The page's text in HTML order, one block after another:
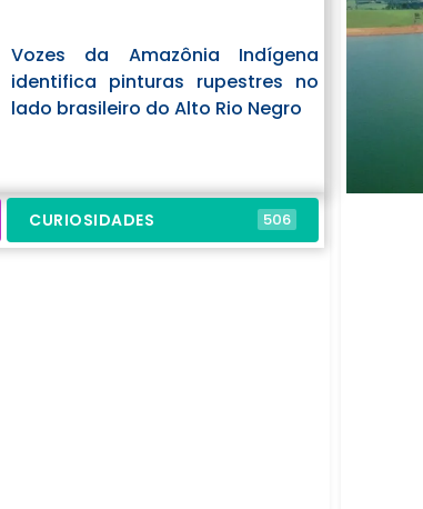
Vozes da Amazônia Indígena
identifica pinturas rupestres no
lado brasileiro do Alto Rio Negro
CURIOSIDADES 506